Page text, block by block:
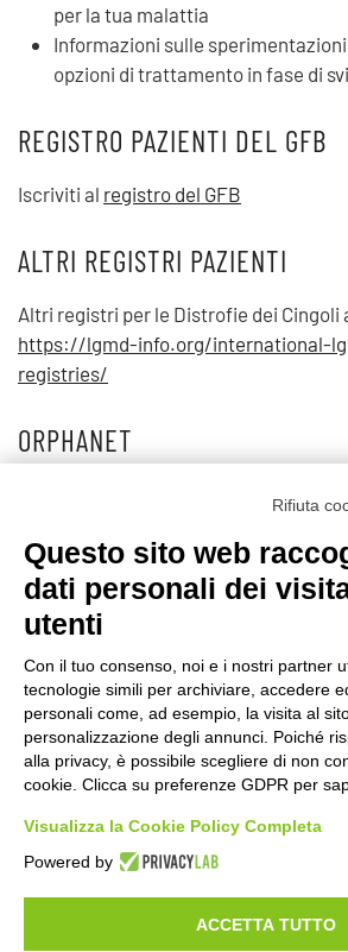
per la tua malattia
Informazioni sulle
opzioni di trattamento in fase di
REGISTRO PAZIENTI DEL GFB
Iscriviti al registro del GFB
ALTRI REGISTRI PAZIENTI
Altri registri per le Distrofie dei Cingoli
https://lgmd-info.org/international-
registries/
ORPHANET
Puoi consultare anche il portale
https://www.orpha.net/consor/cgi-
©2020 GFBONLUS.IT - GRUPPO FAMILIARI
+39 328 0075986 INFO@BETA-
VIA CIVASCA 112 23018TALAMONA - SO
Made byNoratech
Rifiuta
Questo sito web
dati personali dei
utenti
Con il tuo consenso, noi e i nostri partner
tecnologie simili per archiviare, accedere
personali come, ad esempio, la visita al
personalizzazione degli annunci. Poiché
alla privacy, è possibile scegliere di non
cookie. Clicca su preferenze GDPR per
Visualizza la Cookie Policy Completa
Powered by
ACCETTA TUTTO